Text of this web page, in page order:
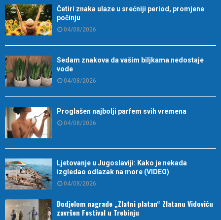
Četiri znaka ulaze u srećniji period, promjene
počinju
04/08/2026
Sedam znakova da vašim biljkama nedostaje
vode
04/08/2026
Proglašen najbolji parfem svih vremena
04/08/2026
Ljetovanje u Jugoslaviji: Kako je nekada
izgledao odlazak na more (VIDEO)
04/08/2026
Dodjelom nagrade „Zlatni platan“ Zlatanu Vidoviću
završen Festival u Trebinju